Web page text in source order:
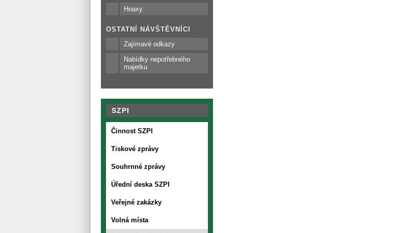
Hoaxy
OSTATNÍ NÁVŠTĚVNÍCI
Zajímavé odkazy
Nabídky nepotřebného
majetku
SZPI
Činnost SZPI
Tiskové zprávy
Souhrnné zprávy
Úřední deska SZPI
Veřejné zakázky
Volná místa